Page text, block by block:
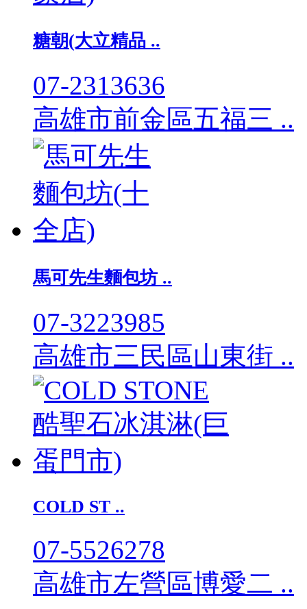
糖朝(大立精品 ..
07-2313636
高雄市前金區五福三 ..
馬可先生麵包坊 ..
07-3223985
高雄市三民區山東街 ..
COLD ST ..
07-5526278
高雄市左營區博愛二 ..